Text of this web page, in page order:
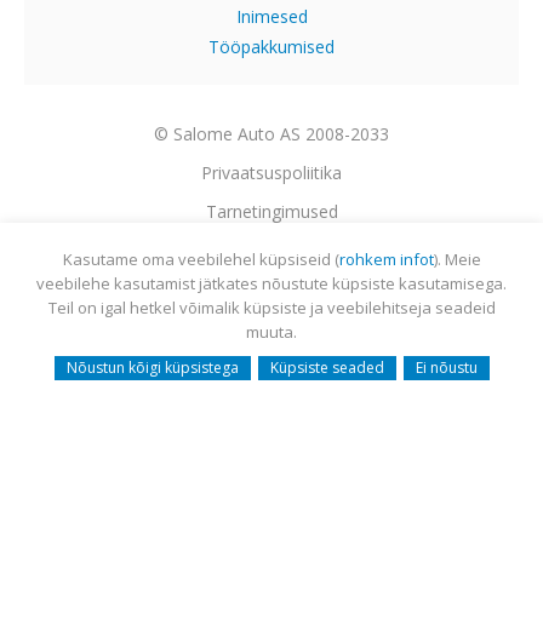
Inimesed
Tööpakkumised
© Salome Auto AS 2008-2033
Privaatsuspoliitika
Tarnetingimused
Garantii
Utiliseerimine
Sisukaart
Webmail
Kasutame oma veebilehel küpsiseid (rohkem infot). Meie
veebilehe kasutamist jätkates nõustute küpsiste kasutamisega.
Teil on igal hetkel võimalik küpsiste ja veebilehitseja seadeid
muuta.
Nõustun kõigi küpsistega Küpsiste seaded Ei nõustu